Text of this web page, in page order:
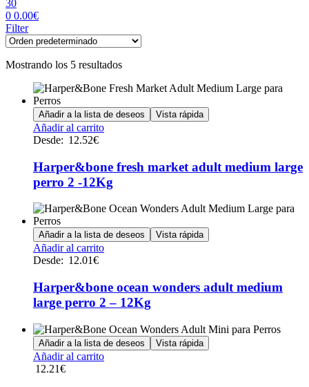
30
0 0.00€
Menu
Filter
Mostrando los 5 resultados
Añadir a la lista de deseos Vista rápida
Añadir al carritoEste
múltiples
variantes.
Las
se
pueden
elegir
en
de
producto
Desde: 12.52€
Harper&bone fresh market adult medium large
perro 2 -12Kg
Añadir a la lista de deseos Vista rápida
Añadir al carritoEste
múltiples
variantes.
Las
se
pueden
elegir
Desde: 12.01€
Harper&bone ocean wonders adult medium
large perro 2 – 12Kg
Añadir a la lista de deseos Vista rápida
Añadir al carrito
12.21€